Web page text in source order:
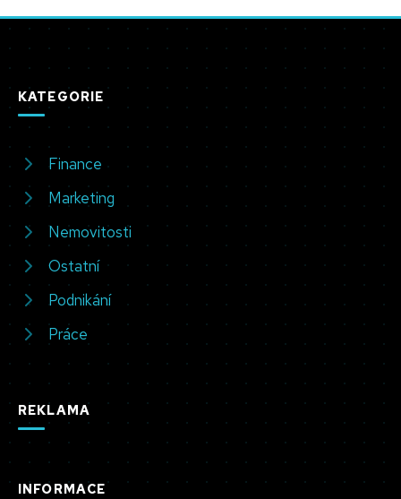
KATEGORIE
Finance
Marketing
Nemovitosti
Ostatní
Podnikání
Práce
REKLAMA
INFORMACE